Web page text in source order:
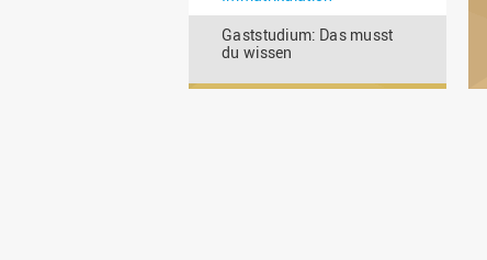
Gaststudium: Das musst
du wissen